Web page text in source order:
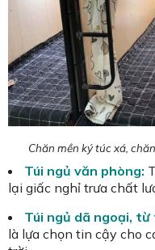
Chăn mền ký túc xá,
Túi ngủ văn phòng:
lại giấc nghỉ trưa chất
Túi ngủ dã ngoại, từ
là lựa chọn tin cậy cho